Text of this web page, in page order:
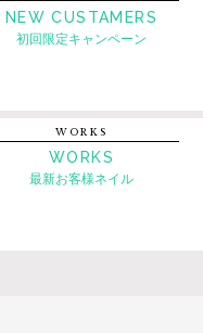
NEW CUSTAMERS
初回限定キャンペーン
WORKS
WORKS
最新お客様ネイル